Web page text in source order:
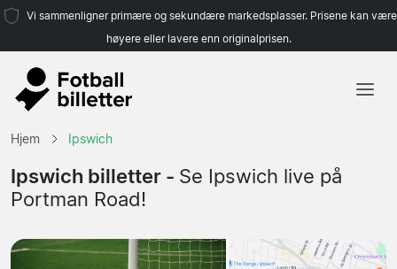
Vi sammenligner primære og sekundære markedsplasser. Prisene kan være
høyere eller lavere enn originalprisen.
Hjem Ipswich
Ipswich billetter - Se Ipswich live på
Portman Road!